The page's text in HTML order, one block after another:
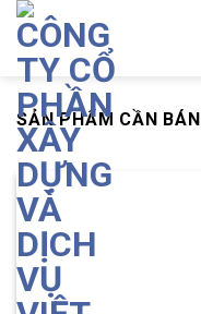
Skip
content
SẢN PHẨM CẦN BÁN